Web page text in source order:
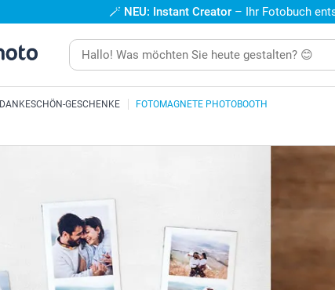
🪄 NEU: Instant Creator – Ihr Fotobuch
DANKESCHÖN-GESCHENKE FOTOMAGNETE PHOTOBOOTH